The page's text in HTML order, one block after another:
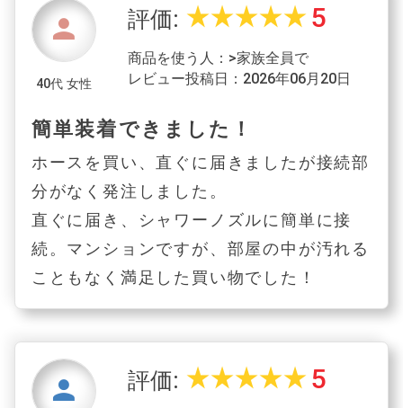
person
40代 女性
評価: star_ratestar_ratestar_ratestar_ratestar_rate 5
商品を使う人：>家族全員で
レビュー投稿日：2026年06月20日
簡単装着できました！
ホースを買い、直ぐに届きましたが接続部
分がなく発注しました。
直ぐに届き、シャワーノズルに簡単に接
続。マンションですが、部屋の中が汚れる
こともなく満足した買い物でした！
person 評価: star_ratestar_ratestar_ratestar_ratestar_rate 5